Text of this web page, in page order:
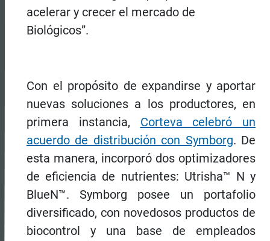
acelerar y crecer el mercado de
Biológicos”.
Con el propósito de expandirse y aportar
nuevas soluciones a los productores, en
primera instancia, Corteva celebró un
acuerdo de distribución con Symborg. De
esta manera, incorporó dos optimizadores
de eficiencia de nutrientes: Utrisha™ N y
BlueN™. Symborg posee un portafolio
diversificado, con novedosos productos de
biocontrol y una base de empleados